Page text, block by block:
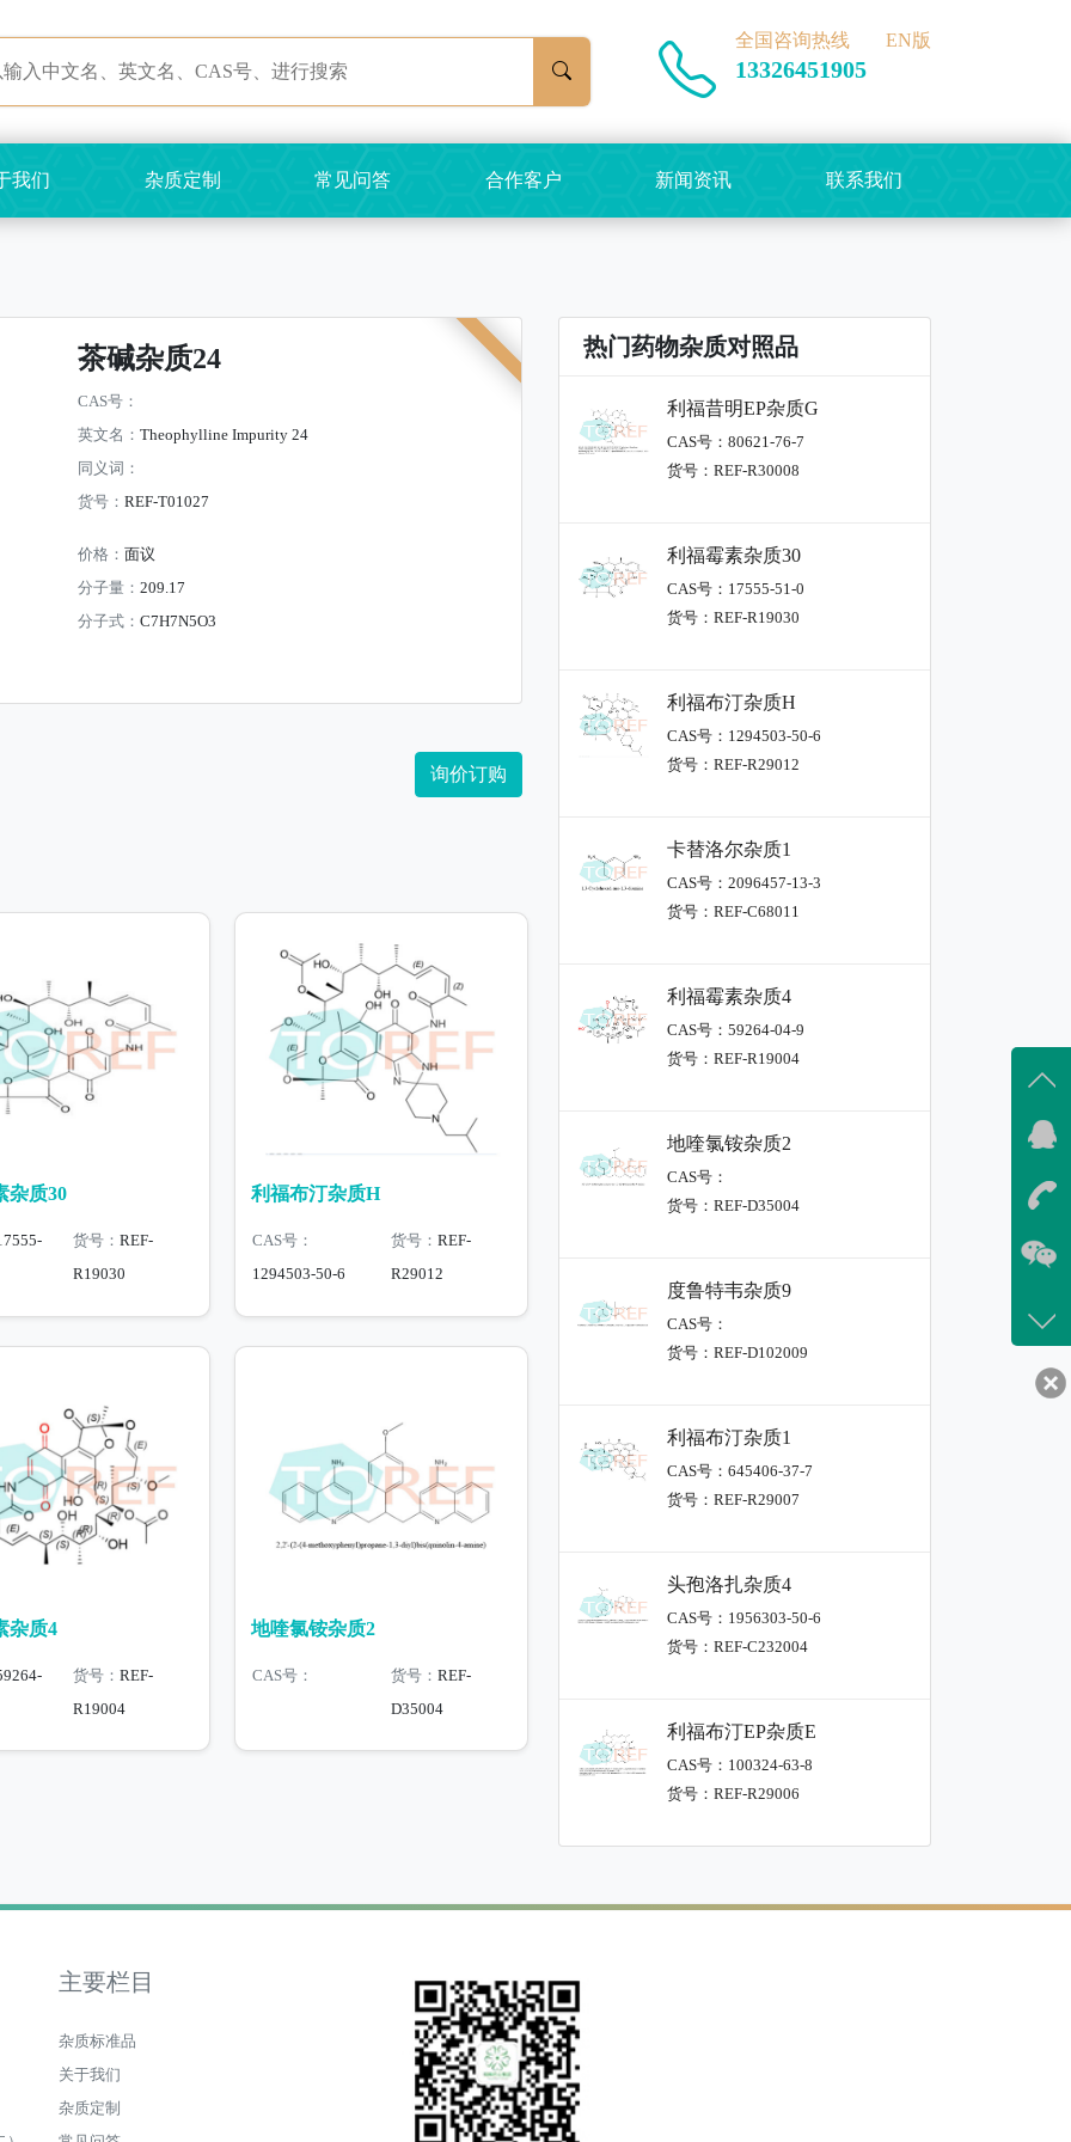
全国咨询热线
13326451905
EN版
我们 杂质定制 常见问答 合作客户 新闻资讯 联系我们
茶碱杂质24
CAS号：
英文名： Theophylline Impurity 24
同义词：
货号： REF-T01027
价格： 面议
分子量： 209.17
分子式： C7H7N5O3
询价订购
杂质30
货号： REF-
R19030
利福布汀杂质H
CAS号：
1294503-50-6
货号： REF-
R29012
杂质4
货号： REF-
R19004
地喹氯铵杂质2
CAS号： 货号： REF-
D35004
热门药物杂质对照品
利福昔明EP杂质G
CAS号：80621-76-7
货号：REF-R30008
利福霉素杂质30
CAS号：17555-51-0
货号：REF-R19030
利福布汀杂质H
CAS号：1294503-50-6
货号：REF-R29012
卡替洛尔杂质1
CAS号：2096457-13-3
货号：REF-C68011
利福霉素杂质4
CAS号：59264-04-9
货号：REF-R19004
地喹氯铵杂质2
CAS号：
货号：REF-D35004
度鲁特韦杂质9
CAS号：
货号：REF-D102009
利福布汀杂质1
CAS号：645406-37-7
货号：REF-R29007
头孢洛扎杂质4
CAS号：1956303-50-6
货号：REF-C232004
利福布汀EP杂质E
CAS号：100324-63-8
货号：REF-R29006
主要栏目
杂质标准品
关于我们
杂质定制